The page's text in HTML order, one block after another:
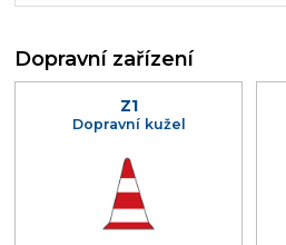
Dopravní zařízení
Z1
Dopravní kužel